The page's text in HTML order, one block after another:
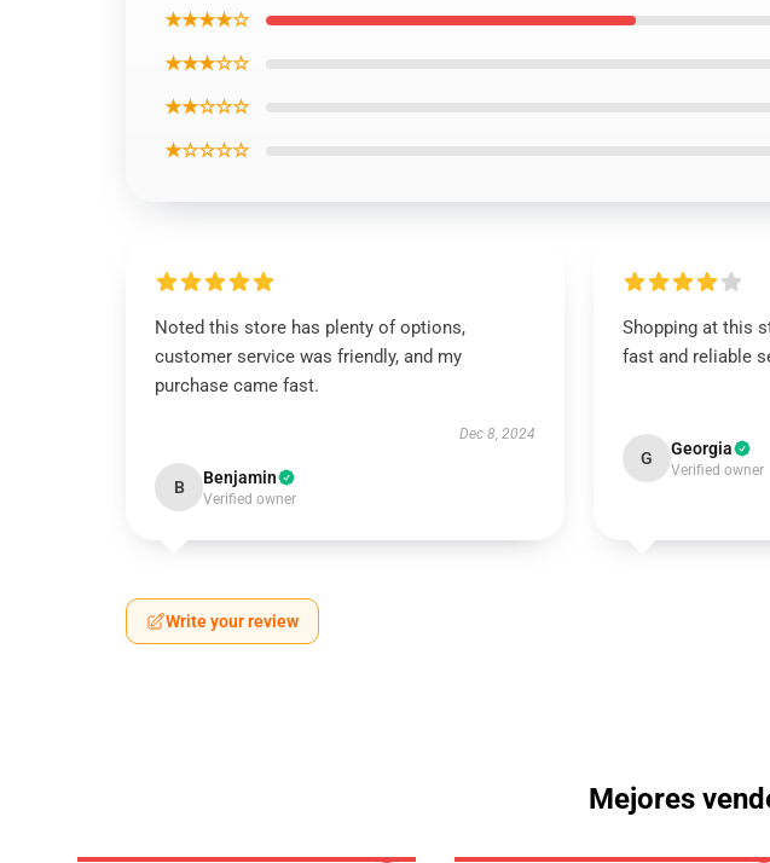
★★★★☆
★★★☆☆
★★☆☆☆
★☆☆☆☆
Noted this store has plenty of options,
customer service was friendly, and my
purchase came fast.
Dec 8, 2024
B Benjamin
Verified owner
Shopping at this
fast and reliable
G Georgia
Verified owner
Write your review
Mejores